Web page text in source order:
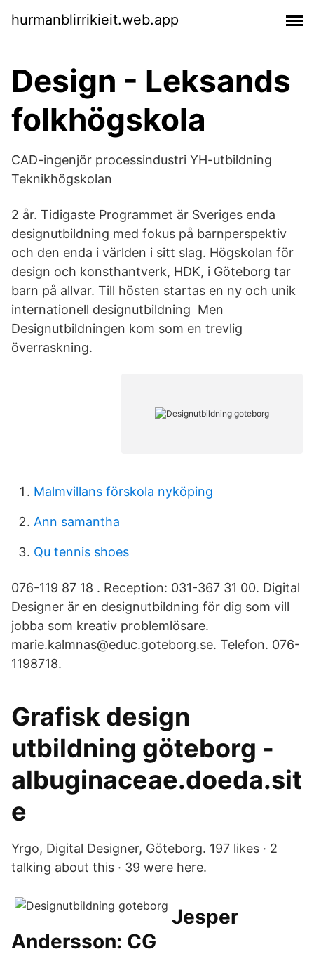
hurmanblirrikieit.web.app
Design - Leksands
folkhögskola
CAD-ingenjör processindustri YH-utbildning
Teknikhögskolan
2 år. Tidigaste Programmet är Sveriges enda
designutbildning med fokus på barnperspektiv
och den enda i världen i sitt slag. Högskolan för
design och konsthantverk, HDK, i Göteborg tar
barn på allvar. Till hösten startas en ny och unik
internationell designutbildning Men
Designutbildningen kom som en trevlig
överraskning.
Malmvillans förskola nyköping
Ann samantha
Qu tennis shoes
076-119 87 18 . Reception: 031-367 31 00. Digital
Designer är en designutbildning för dig som vill
jobba som kreativ problemlösare.
marie.kalmnas@educ.goteborg.se. Telefon. 076-
1198718.
Grafisk design
utbildning göteborg -
albuginaceae.doeda.sit
e
Yrgo, Digital Designer, Göteborg. 197 likes · 2
talking about this · 39 were here.
Jesper
Andersson: CG